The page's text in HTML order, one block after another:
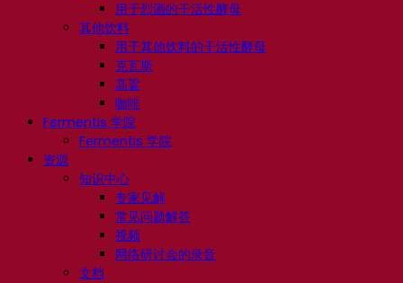
用于烈酒的干活性酵母
其他饮料
用于其他饮料的干活性酵母
克瓦斯
高粱
咖啡
Fermentis 学院
Fermentis 学院
资源
知识中心
专家见解
常见问题解答
视频
网络研讨会的录音
文档